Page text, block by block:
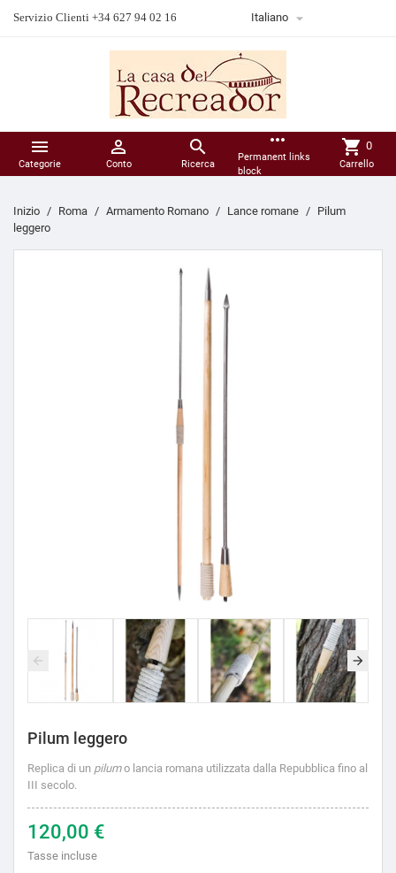
Servizio Clienti +34 627 94 02 16 Italiano 

Categorie

Conto

Ricerca
more_horiz
Permanent links
block
shopping_cart 0
Carrello
Inizio Roma Armamento Romano Lance romane
Pilum
leggero
Pilum leggero
Replica di un pilumo lancia romana utilizzata dalla Repubblica fino al
III secolo.
120,00 €
Tasse incluse